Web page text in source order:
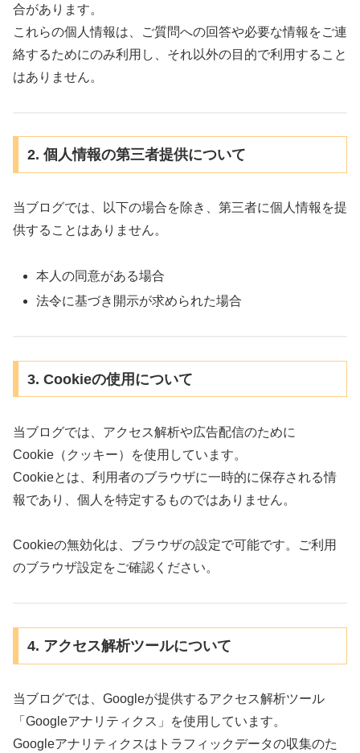
合があります。
これらの個人情報は、ご質問への回答や必要な情報をご連
絡するためにのみ利用し、それ以外の目的で利用すること
はありません。
2. 個人情報の第三者提供について
当ブログでは、以下の場合を除き、第三者に個人情報を提
供することはありません。
本人の同意がある場合
法令に基づき開示が求められた場合
3. Cookieの使用について
当ブログでは、アクセス解析や広告配信のために
Cookie（クッキー）を使用しています。
Cookieとは、利用者のブラウザに一時的に保存される情
報であり、個人を特定するものではありません。
Cookieの無効化は、ブラウザの設定で可能です。ご利用
のブラウザ設定をご確認ください。
4. アクセス解析ツールについて
当ブログでは、Googleが提供するアクセス解析ツール
「Googleアナリティクス」を使用しています。
Googleアナリティクスはトラフィックデータの収集のた